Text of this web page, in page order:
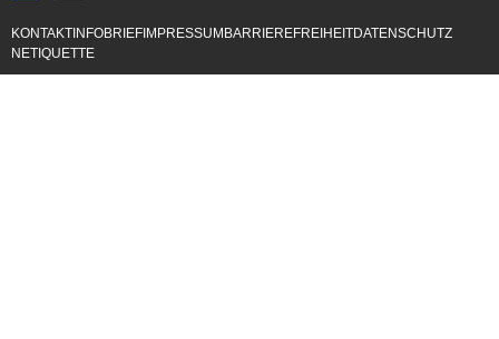
KONTAKTINFOBRIEFIMPRESSUMBARRIEREFREIHEITDATENSCHUTZ
NETIQUETTE